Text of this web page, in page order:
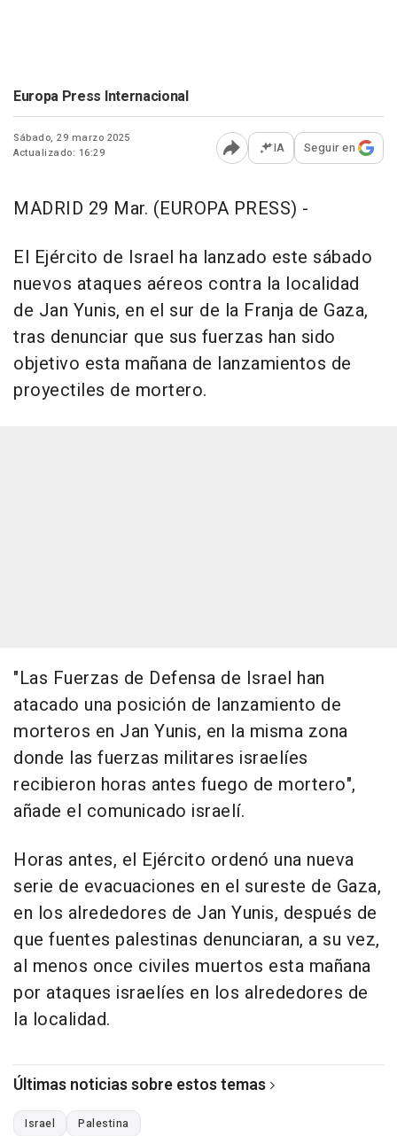
Europa Press Internacional
Sábado, 29 marzo 2025
Actualizado: 16:29
Abrir opciones para
IA Seguir en
MADRID 29 Mar. (EUROPA PRESS) -
El Ejército de Israel ha lanzado este sábado
nuevos ataques aéreos contra la localidad
de Jan Yunis, en el sur de la Franja de Gaza,
tras denunciar que sus fuerzas han sido
objetivo esta mañana de lanzamientos de
proyectiles de mortero.
"Las Fuerzas de Defensa de Israel han
atacado una posición de lanzamiento de
morteros en Jan Yunis, en la misma zona
donde las fuerzas militares israelíes
recibieron horas antes fuego de mortero",
añade el comunicado israelí.
Horas antes, el Ejército ordenó una nueva
serie de evacuaciones en el sureste de Gaza,
en los alrededores de Jan Yunis, después de
que fuentes palestinas denunciaran, a su vez,
al menos once civiles muertos esta mañana
por ataques israelíes en los alrededores de
la localidad.
Últimas noticias sobre estos temas
Israel Palestina